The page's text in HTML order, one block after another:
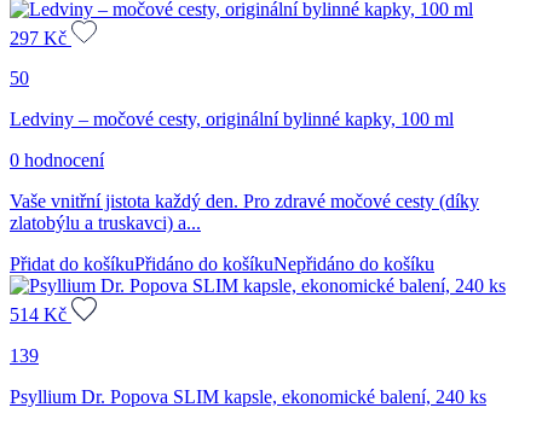
297 Kč
50
Ledviny – močové cesty, originální bylinné kapky, 100 ml
0 hodnocení
Vaše vnitřní jistota každý den. Pro zdravé močové cesty (díky
zlatobýlu a truskavci) a...
Přidat do košíkuPřidáno do košíkuNepřidáno do košíku
514 Kč
139
Psyllium Dr. Popova SLIM kapsle, ekonomické balení, 240 ks